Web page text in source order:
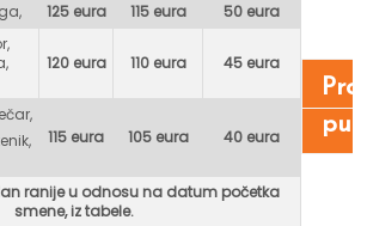
125 eura 115 eura
50 eura
120 eura 110 eura 45 eura
115 eura 105 eura 40 eura
ranije u odnosu na datum početka
smene, iz tabele.